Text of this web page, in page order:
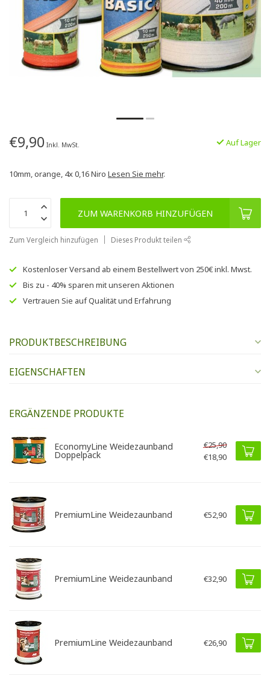
€9,90 Inkl. MwSt. Auf Lager
10mm, orange, 4x 0,16 Niro Lesen Sie mehr.
ZUM WARENKORB HINZUFÜGEN
Zum Vergleich hinzufügen Dieses Produkt teilen
Kostenloser Versand ab einem Bestellwert von 250€inkl. Mwst.
Bis zu - 40% sparen mit unseren Aktionen
Vertrauen Sie aufQualität und Erfahrung
PRODUKTBESCHREIBUNG
EIGENSCHAFTEN
ERGÄNZENDE PRODUKTE
EconomyLine Weidezaunband
Doppelpack
€25,90
€18,90
PremiumLine Weidezaunband €52,90
PremiumLine Weidezaunband €32,90
PremiumLine Weidezaunband €26,90